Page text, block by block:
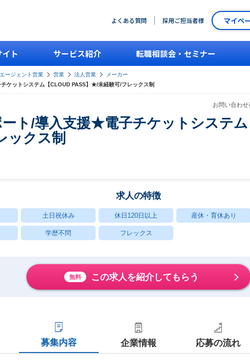
よくある質問 採用ご担当者様 マイペ
ト サービス紹介 転職相談会・セミナー
ージェント営業 営業 法人営業
メーカー
ケットシステム【CLOUD PASS】★/未経験可/フレックス制
お問い合わ
ト/導入支援★電子チケットシステ
ックス制
求人の特徴
土日祝休み 休日120日以上 産休・育休あり
学歴不問 フレックス
無料 この求人を紹介してもらう
募集内容 企業情報 応募の流れ